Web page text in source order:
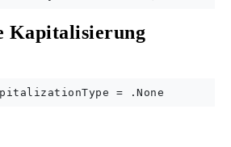
Kapitalisierung